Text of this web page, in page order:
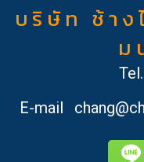
บ ริ ษั ท ช้ า ง
ม
Tel.
E-mail